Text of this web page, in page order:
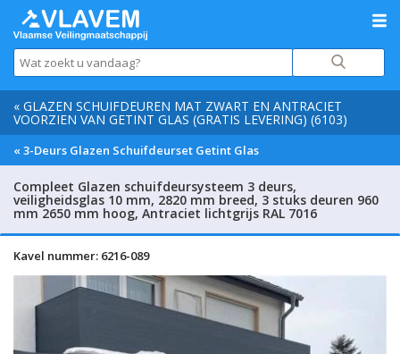
« GLAZEN SCHUIFDEUREN MAT ZWART EN ANTRACIET
VOORZIEN VAN GETINT GLAS (GRATIS LEVERING) (6103)
« 3-Deurs Glazen Schuifdeurset Getint Glas
Compleet Glazen schuifdeursysteem 3 deurs,
veiligheidsglas 10 mm, 2820 mm breed, 3 stuks deuren 960
mm 2650 mm hoog, Antraciet lichtgrijs RAL 7016
Kavel nummer: 6216-089